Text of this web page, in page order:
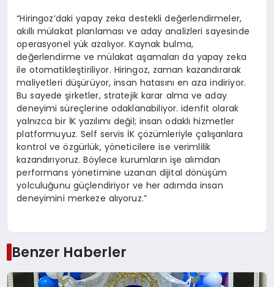
“Hiringoz’daki yapay zeka destekli değerlendirmeler,
akıllı mülakat planlaması ve aday analizleri sayesinde
operasyonel yük azalıyor. Kaynak bulma,
değerlendirme ve mülakat aşamaları da yapay zeka
ile otomatikleştiriliyor. Hiringoz, zaman kazandırarak
maliyetleri düşürüyor, insan hatasını en aza indiriyor.
Bu sayede şirketler, stratejik karar alma ve aday
deneyimi süreçlerine odaklanabiliyor. idenfit olarak
yalnızca bir İK yazılımı değil; insan odaklı hizmetler
platformuyuz. Self servis İK çözümleriyle çalışanlara
kontrol ve özgürlük, yöneticilere ise verimlilik
kazandırıyoruz. Böylece kurumların işe alımdan
performans yönetimine uzanan dijital dönüşüm
yolculuğunu güçlendiriyor ve her adımda insan
deneyimini merkeze alıyoruz.”
Benzer Haberler